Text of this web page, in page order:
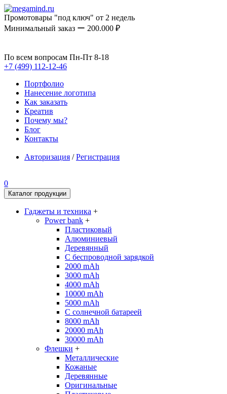
Промотовары "под ключ" от 2 недель
Минимальный заказ ー 200.000 ₽
По всем вопросам Пн-Пт 8-18
+7 (499) 112-12-46
Портфолио
Нанесение логотипа
Как заказать
Креатив
Почему мы?
Блог
Контакты
Авторизация /Регистрация
0
Каталог продукции
Гаджеты и техника +
Power bank +
Пластиковый
Алюминиевый
Деревянный
С беспроводной зарядкой
2000 mAh
3000 mAh
4000 mAh
10000 mAh
5000 mAh
С солнечной батареей
8000 mAh
20000 mAh
30000 mAh
Флешки +
Металлические
Кожаные
Деревянные
Оригинальные